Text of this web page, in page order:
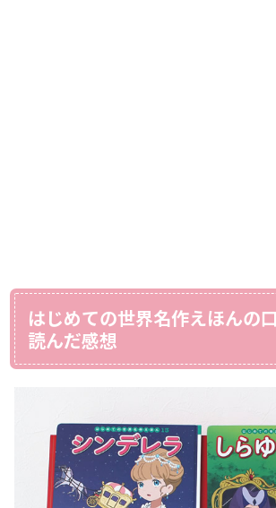
はじめての世界名作えほんの
読んだ感想